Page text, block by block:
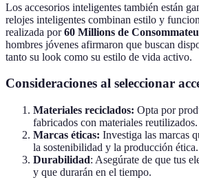
Los accesorios inteligentes también están
relojes inteligentes combinan estilo y
realizada por60 Millions de
hombres jóvenes afirmaron que buscan
tanto su look como su estilo de vida activo.
Consideraciones al seleccionar
Materiales reciclados: Opta por
fabricados con materiales reutilizados.
Marcas éticas: Investiga las marcas
la sostenibilidad y la producción ética.
Durabilidad: Asegúrate de que tus
y que durarán en el tiempo.